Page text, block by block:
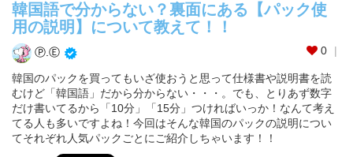
韓国語で分からない？裏面にある【パック使
用の説明】について教えて！！
Ⓟ.Ⓔ 0
韓国のパックを買ってもいざ使おうと思って仕様書や説明書を読
むけど「韓国語」だから分からない・・・。でも、とりあず数字
だけ書いてるから「10分」「15分」つければいっか！なんて考え
てる人も多いですよね！今回はそんな韓国のパックの説明につい
てそれぞれ人気パックごとにご紹介しちゃいます！！